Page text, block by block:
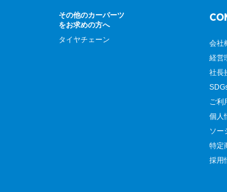
その他のカーパーツ
をお求めの方へ
タイヤチェーン
会社
経営
社長
ご利
個人
ソー
特定
採用